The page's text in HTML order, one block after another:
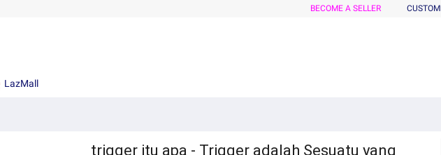
BECOME A SELLER
LazMall
trigger itu apa - Trigger adalah Sesuatu yang